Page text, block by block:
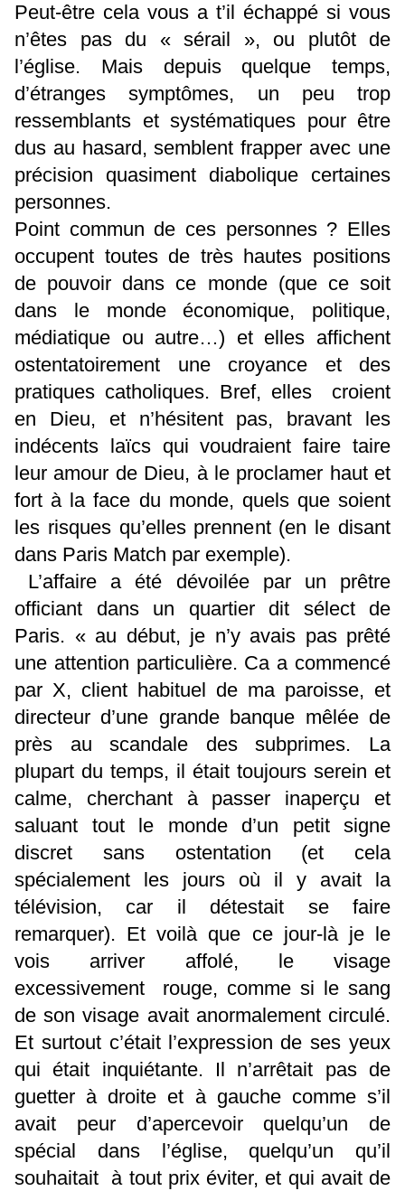
Peut-être cela vous a t’il échappé si vous
n’êtes pas du « sérail », ou plutôt de
l’église. Mais depuis quelque temps,
d’étranges symptômes, un peu trop
ressemblants et systématiques pour être
dus au hasard, semblent frapper avec une
précision quasiment diabolique certaines
personnes.
Point commun de ces personnes ? Elles
occupent toutes de très hautes positions
de pouvoir dans ce monde (que ce soit
dans le monde économique, politique,
médiatique ou autre…) et elles affichent
ostentatoirement une croyance et des
pratiques catholiques. Bref, elles croient
en Dieu, et n’hésitent pas, bravant les
indécents laïcs qui voudraient faire taire
leur amour de Dieu, à le proclamer haut et
fort à la face du monde, quels que soient
les risques qu’elles prennent (en le disant
dans Paris Match par exemple).
L’affaire a été dévoilée par un prêtre
officiant dans un quartier dit sélect de
Paris. « au début, je n’y avais pas prêté
une attention particulière. Ca a commencé
par X, client habituel de ma paroisse, et
directeur d’une grande banque mêlée de
près au scandale des subprimes. La
plupart du temps, il était toujours serein et
calme, cherchant à passer inaperçu et
saluant tout le monde d’un petit signe
discret sans ostentation (et cela
spécialement les jours où il y avait la
télévision, car il détestait se faire
remarquer). Et voilà que ce jour-là je le
vois arriver affolé, le visage
excessivement rouge, comme si le sang
de son visage avait anormalement circulé.
Et surtout c’était l’expression de ses yeux
qui était inquiétante. Il n’arrêtait pas de
guetter à droite et à gauche comme s’il
avait peur d’apercevoir quelqu’un de
spécial dans l’église, quelqu’un qu’il
souhaitait à tout prix éviter, et qui avait de